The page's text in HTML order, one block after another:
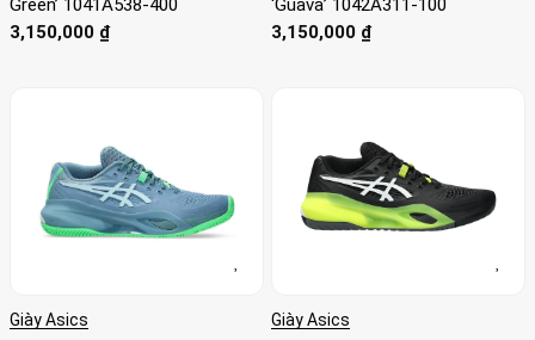
Green’ 1041A538-400
3,150,000 ₫
‘Guava’ 1042A311-100
3,150,000 ₫
Giày Asics Giày Asics